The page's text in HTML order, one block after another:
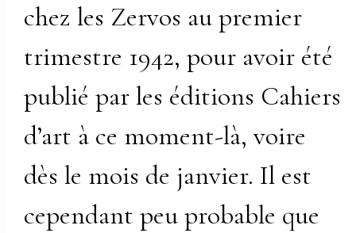
chez les Zervos au premier
trimestre 1942, pour avoir été
publié par les éditions Cahiers
d’art à ce moment-là, voire
dès le mois de janvier. Il est
cependant peu probable que